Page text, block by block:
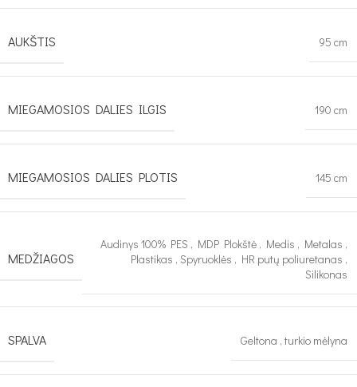
AUKŠTIS 95 cm
MIEGAMOSIOS DALIES ILGIS 190 cm
MIEGAMOSIOS DALIES PLOTIS 145 cm
MEDŽIAGOS
Audinys 100% PES , MDP Plokštė , Medis , Metalas ,
Plastikas , Spyruoklės , HR putų poliuretanas ,
Silikonas
SPALVA Geltona , turkio mėlyna